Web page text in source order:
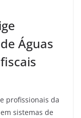
Águas
profissionais da
sistemas de